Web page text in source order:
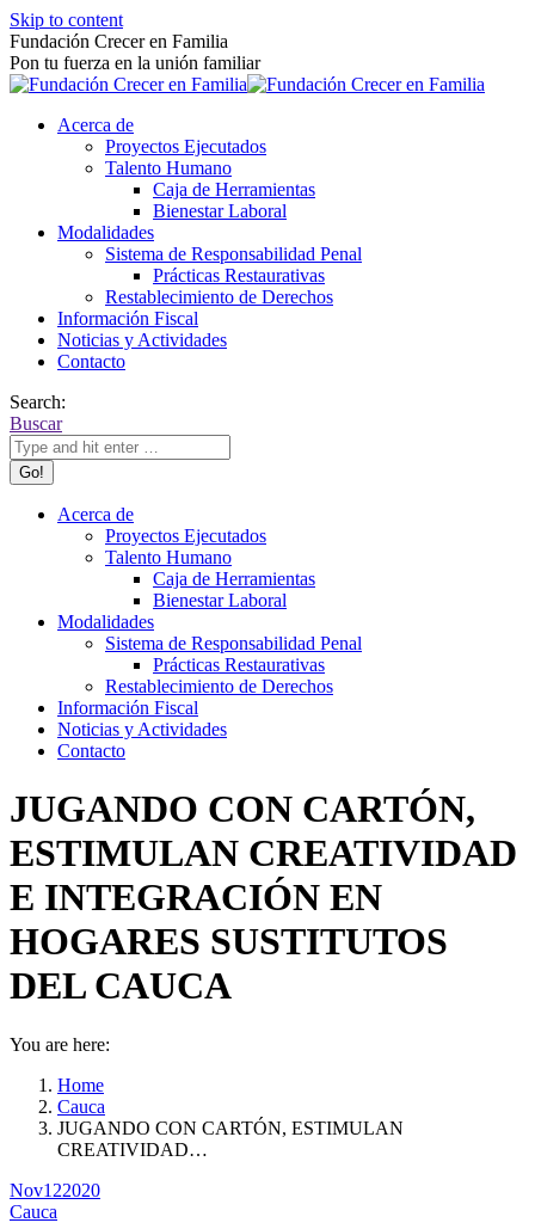
Skip to content
Fundación Crecer en Familia
Pon tu fuerza en la unión familiar
Acerca de
Proyectos Ejecutados
Talento Humano
Caja de Herramientas
Bienestar Laboral
Modalidades
Sistema de Responsabilidad Penal
Prácticas Restaurativas
Restablecimiento de Derechos
Información Fiscal
Noticias y Actividades
Contacto
Search:
Buscar
Acerca de
Proyectos Ejecutados
Talento Humano
Caja de Herramientas
Bienestar Laboral
Modalidades
Sistema de Responsabilidad Penal
Prácticas Restaurativas
Restablecimiento de Derechos
Información Fiscal
Noticias y Actividades
Contacto
JUGANDO CON CARTÓN,
ESTIMULAN CREATIVIDAD
E INTEGRACIÓN EN
HOGARES SUSTITUTOS
DEL CAUCA
You are here:
Home
Cauca
JUGANDO CON CARTÓN, ESTIMULAN
CREATIVIDAD…
Nov122020
Cauca